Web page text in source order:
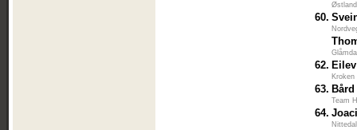
60.
62.
63.
Team
64.